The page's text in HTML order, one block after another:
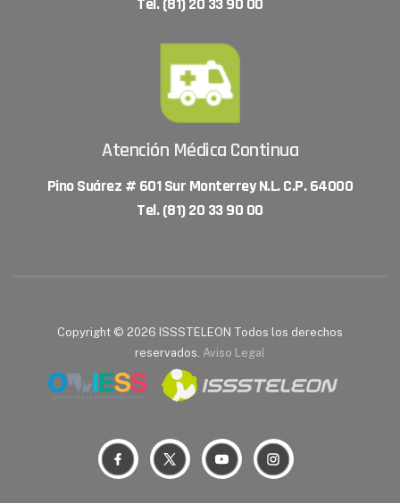
Atención Médica Continua
Pino Suárez # 601 Sur Monterrey N.L. C.P. 64000
Tel. (81) 20 33 90 00
Copyright © 2026 ISSSTELEON Todos los derechos
reservados. Aviso Legal